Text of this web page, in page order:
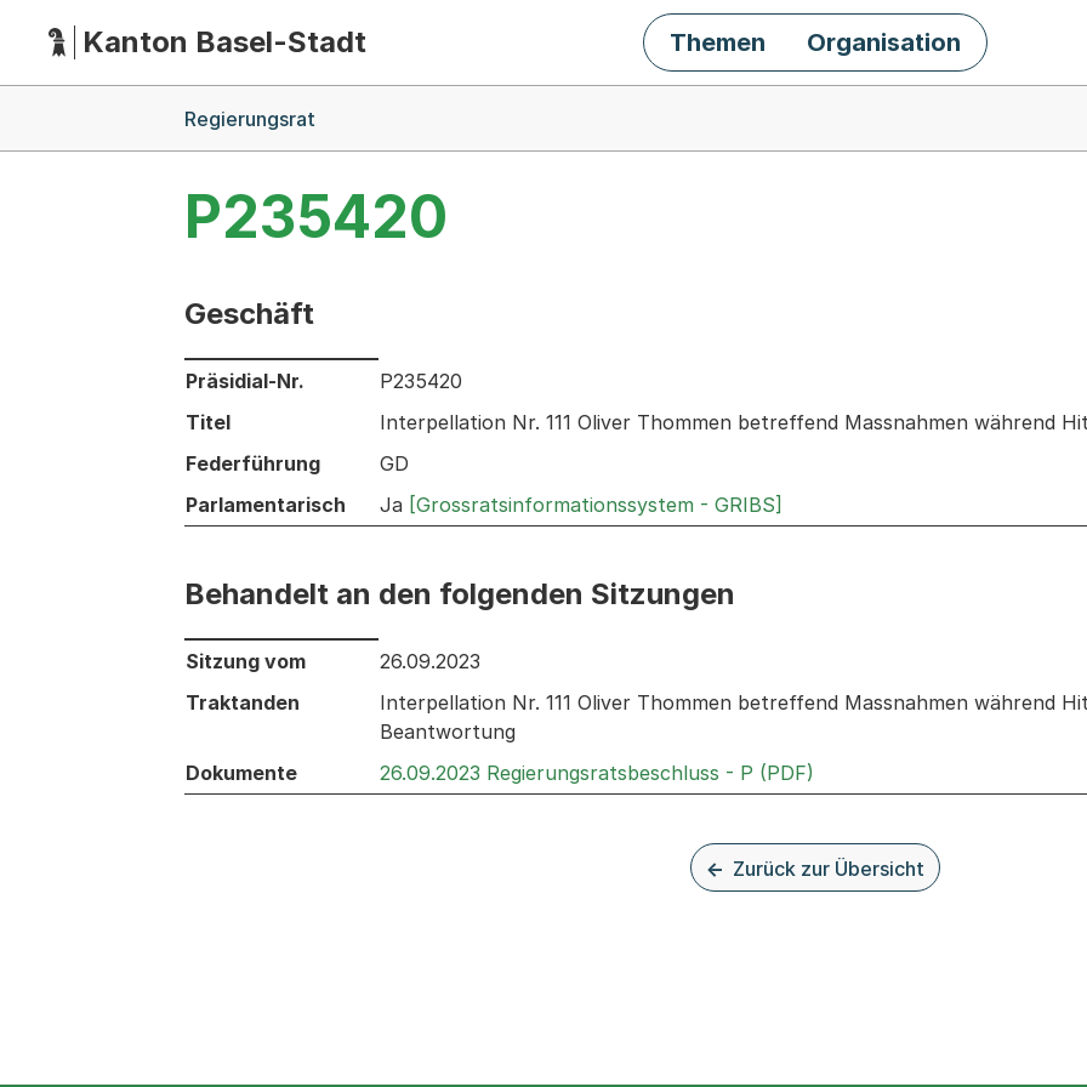
HauptnavigationKanton Basel-Stadt Themen Organisation
Regierungsrat
P235420
Geschäft
Informationen zum Ausgewählten Geschäft
Präsidial-Nr.
P235420
Titel
Interpellation Nr. 111 Oliver Thommen betreffend Massnahmen während
Federführung
GD
Parlamentarisch
Ja [Grossratsinformationssystem - GRIBS]
Behandelt an den folgenden Sitzungen
Behandelt an den folgenden Sitzungen: Informationen zu den Sitzungen zum Geschäft
Sitzung vom
26.09.2023
Traktanden
Interpellation Nr. 111 Oliver Thommen betreffend Massnahmen während
Beantwortung
Dokumente
26.09.2023 Regierungsratsbeschluss - P (PDF)
Zurück zur Übersicht